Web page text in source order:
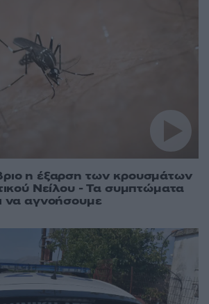
η έξαρση των κρουσμάτων
Νείλου - Τα συμπτώματα
να αγνοήσουμε